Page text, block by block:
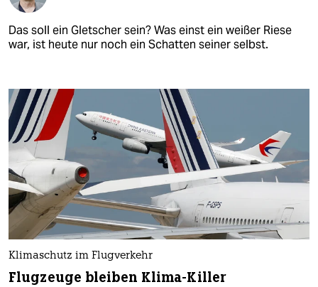
Das soll ein Gletscher sein? Was einst ein weißer Riese
war, ist heute nur noch ein Schatten seiner selbst.
Klimaschutz im Flugverkehr
Flugzeuge bleiben Klima-Killer